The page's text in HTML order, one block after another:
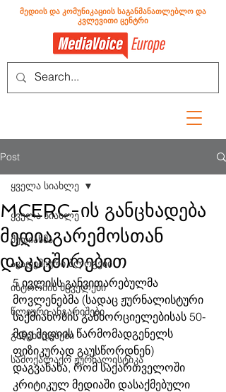
მედიის და კომუნიკაციის საგანმანათლებლო და
კვლევითი ცენტრი
Post
ყველა სიახლე
მედიახმა
აკადემიური ბლოგები
ისტორიის მცველები
წლიური ანგარიშები
განცხადებები
სამოქალაქო ჟურნალისტიკა
ყველა სიახლე
MCERC-ის განცხადება
მედიაგარემოსთან
დაკავშირებით
5 ივლისს განვითარებულმა
მოვლენებმა (სადაც ჟურნალისტური
საქმიანობის განხორციელებისას 50-
მდე მედიის წარმომადგენელს
ფიზიკურად გაუსწორდნენ)
დაგვანახა, რომ საქართველოში
კრიტიკულ მედიაში დასაქმებული